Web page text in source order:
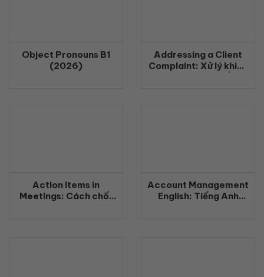
Object Pronouns B1
(2026)
Addressing a Client
Complaint: Xử lý khiếu
Action Items in
Meetings: Cách chốt
Account Management
English: Tiếng Anh